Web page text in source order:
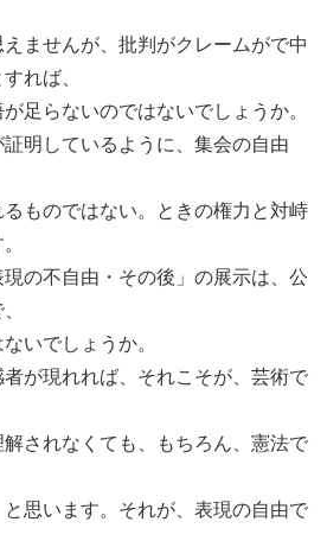
ませんが、批判がクレームがで中
れば、
足らないのではないでしょうか。
明しているように、集会の自由
ものではない。ときの権力と対峙
の不自由・その後」の展示は、公
いでしょうか。
が現れれば、それこそが、芸術で
されなくても、もちろん、憲法で
と思います。それが、表現の自由で